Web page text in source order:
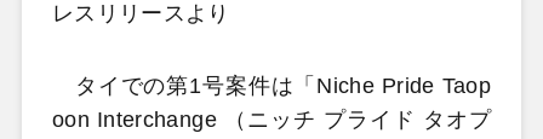
レスリリースより
タイでの第1号案件は「Niche Pride Taop
oon Interchange （ニッチ プライド タオプ